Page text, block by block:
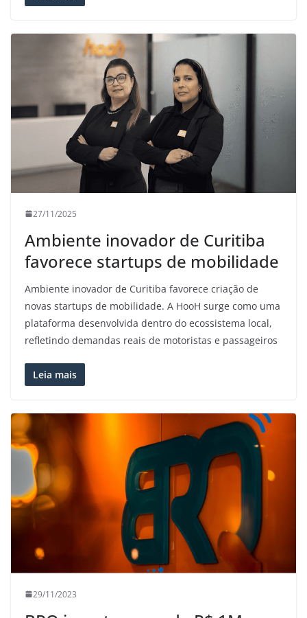
27/11/2025
Ambiente inovador de Curitiba
favorece startups de mobilidade
Ambiente inovador de Curitiba favorece criação de
novas startups de mobilidade. A HooH surge como uma
plataforma desenvolvida dentro do ecossistema local,
refletindo demandas reais de motoristas e passageiros
Leia mais
29/11/2023